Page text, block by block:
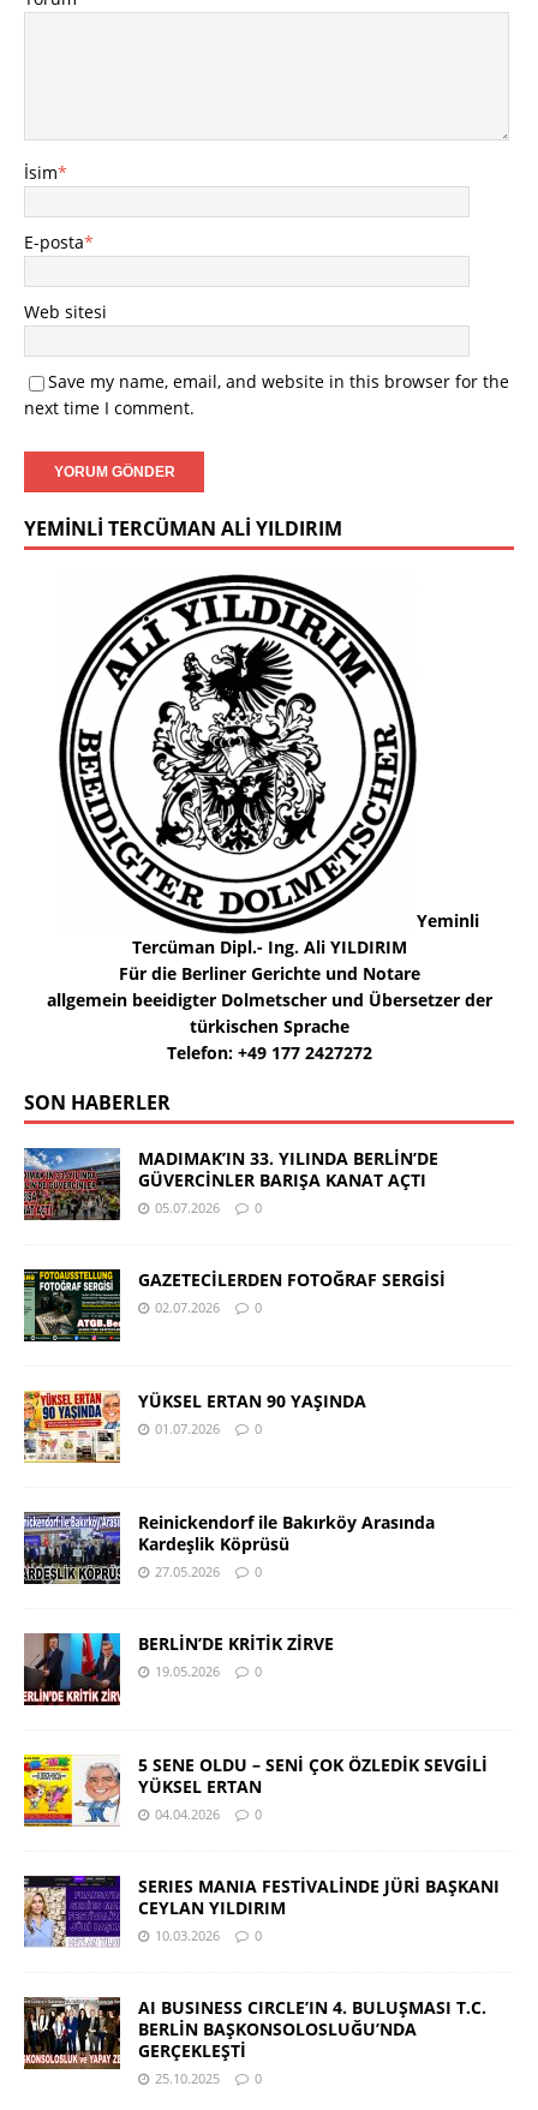
İsim*
E-posta*
Web sitesi
Save my name, email, and website in this browser for the
next time I comment.
YEMINLI TERCÜMAN ALI YILDIRIM
Yeminli
Tercüman Dipl.- Ing. Ali YILDIRIM
Für die Berliner Gerichte und Notare
allgemein beeidigter Dolmetscher und Übersetzer der
türkischen Sprache
Telefon: +49 177 2427272
SON HABERLER
MADIMAK’IN 33. YILINDA BERLİN’DE
GÜVERCİNLER BARIŞA KANAT AÇTI
05.07.2026 0
GAZETECİLERDEN FOTOĞRAF SERGİSİ
02.07.2026 0
YÜKSEL ERTAN 90 YAŞINDA
01.07.2026 0
Reinickendorf ile Bakırköy Arasında
Kardeşlik Köprüsü
27.05.2026 0
BERLİN’DE KRİTİK ZİRVE
19.05.2026 0
5 SENE OLDU – SENİ ÇOK ÖZLEDİK SEVGİLİ
YÜKSEL ERTAN
04.04.2026 0
SERIES MANIA FESTİVALİNDE JÜRİ BAŞKANI
CEYLAN YILDIRIM
10.03.2026 0
AI BUSINESS CIRCLE’IN 4. BULUŞMASI T.C.
BERLİN BAŞKONSOLOSLUĞU’NDA
GERÇEKLEŞTİ
25.10.2025 0